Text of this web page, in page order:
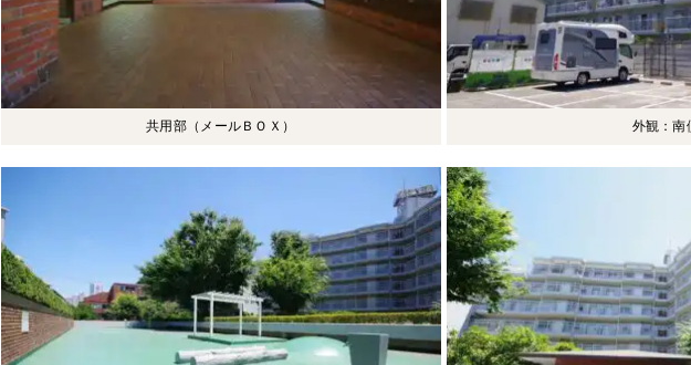
共用部（メールＢＯＸ） 外観：南